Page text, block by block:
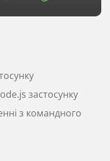
застосунку
з командного